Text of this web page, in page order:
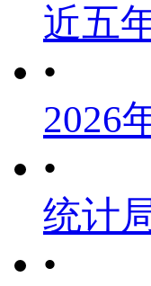
近五
•
2026
•
统计
•